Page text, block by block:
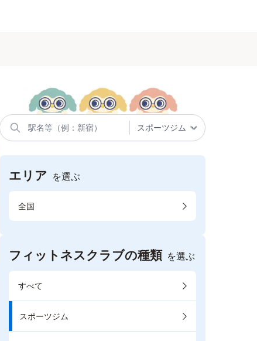
エリア を選ぶ
全国
フィットネスクラブの種類 を選ぶ
すべて
スポーツジム